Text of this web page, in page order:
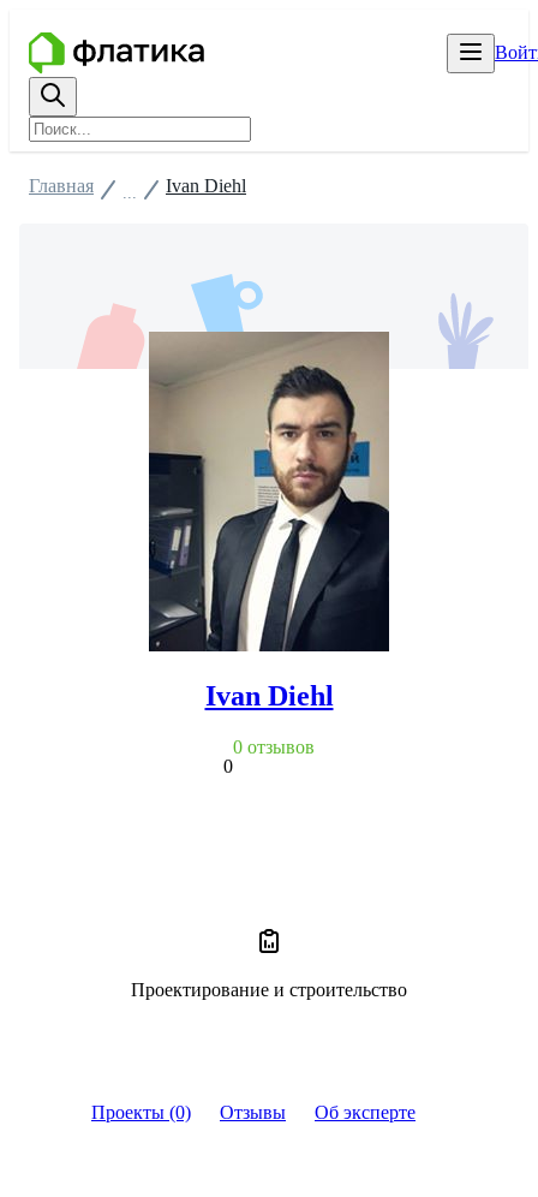
Проекты (0) Отзывы Об эксперте
Главная Ivan Diehl
Ivan Diehl
0
0 отзывов
Проектирование и строительство